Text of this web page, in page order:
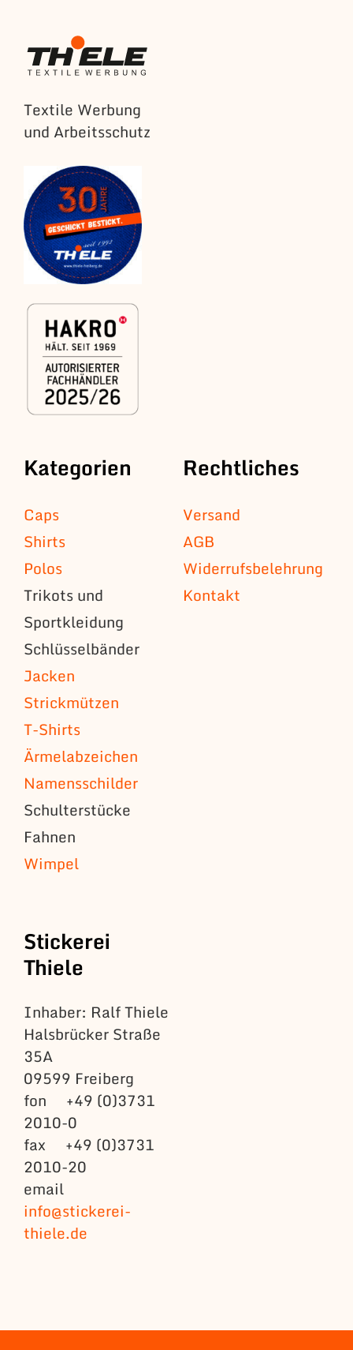
Textile Werbung
und Arbeitsschutz
Kategorien
Caps
Shirts
Polos
Trikots und
Sportkleidung
Schlüsselbänder
Jacken
Strickmützen
T-Shirts
Ärmelabzeichen
Namensschilder
Schulterstücke
Fahnen
Wimpel
Rechtliches
Versand
AGB
Widerrufsbelehrung
Kontakt
Stickerei
Thiele
Inhaber: Ralf Thiele
Halsbrücker Straße
35A
09599 Freiberg
fon +49 (0)3731
2010-0
fax +49 (0)3731
2010-20
email
info@stickerei-
thiele.de